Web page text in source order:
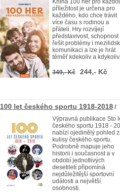
Kniha 100 her pro
příležitost je určena pro
každého, kdo chce trávit
více času s rodinou a
přáteli. Hry rozvíjejí
představivost, schopnost
řešit problémy i
komunikaci a lze je hrát
téměř kdekoliv a kdykoliv.
349,- Kč 244,- Kč
100 let českého sportu 1918-2018/
Výpravná publikace Sto
českého sportu 1918 -
nabízí ojedinělý pohled
kulisy českého sportu.
Podrobně mapuje jeho
historii i současnost a v
období jednotlivých
desetiletí připomíná
nejdůležitější sportovní
události a největší
osobnosti.